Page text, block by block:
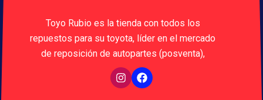
Toyo Rubio es la tienda con todos los
repuestos para su toyota, líder en el mercado
de reposición de autopartes (posventa),